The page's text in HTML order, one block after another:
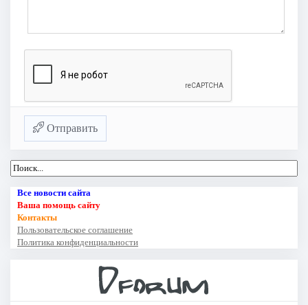
Отправить
Все новости сайта
Ваша помощь сайту
Контакты
Пользовательское соглашение
Политика конфиденциальности